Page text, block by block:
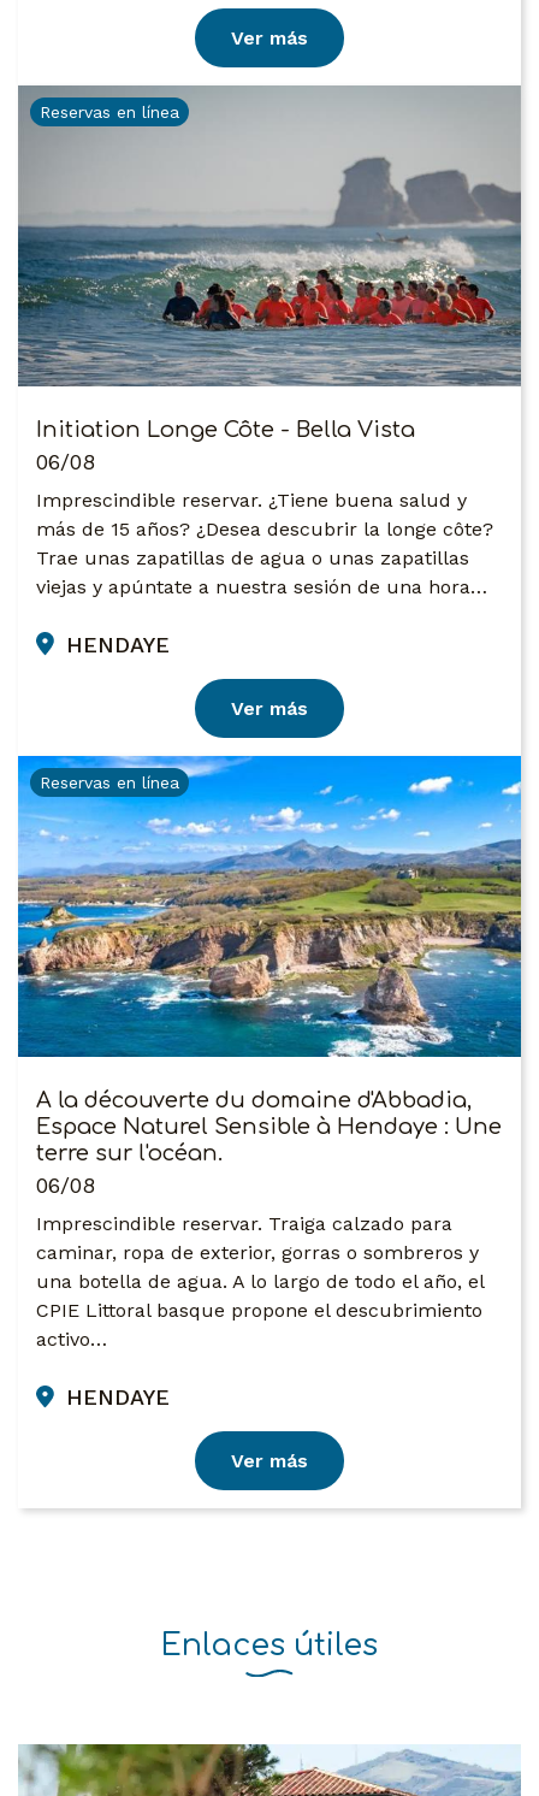
Ver más
Reservas en línea
Initiation Longe Côte - Bella Vista
06/08
Imprescindible reservar. ¿Tiene buena salud y
más de 15 años? ¿Desea descubrir la longe côte?
Trae unas zapatillas de agua o unas zapatillas
viejas y apúntate a nuestra sesión de una hora…
HENDAYE
Ver más
Reservas en línea
A la découverte du domaine d'Abbadia,
Espace Naturel Sensible à Hendaye : Une
terre sur l'océan.
06/08
Imprescindible reservar. Traiga calzado para
caminar, ropa de exterior, gorras o sombreros y
una botella de agua. A lo largo de todo el año, el
CPIE Littoral basque propone el descubrimiento
activo…
HENDAYE
Ver más
Enlaces útiles